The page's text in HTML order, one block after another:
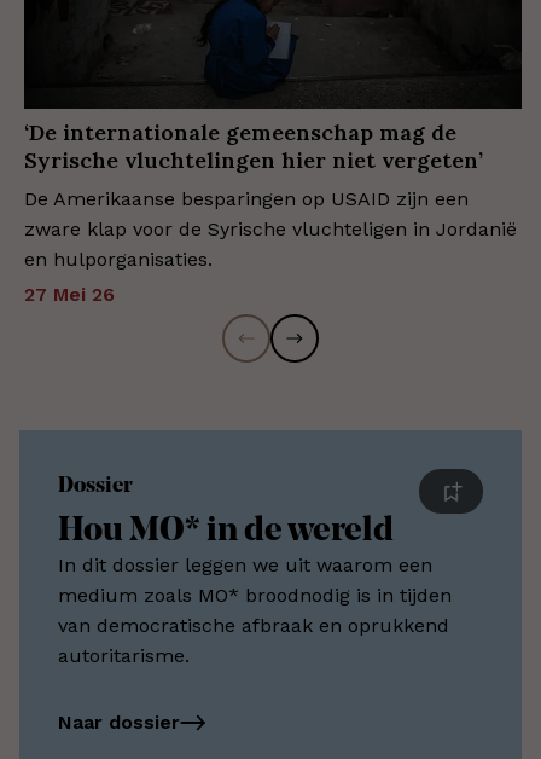
‘De internationale gemeenschap mag de
Syrische vluchtelingen hier niet vergeten’
De Amerikaanse besparingen op USAID zijn een
zware klap voor de Syrische vluchteligen in Jordanië
en hulporganisaties.
27 Mei 26
Dossier
Hou MO* in de wereld
In dit dossier leggen we uit waarom een
medium zoals MO* broodnodig is in tijden
van democratische afbraak en oprukkend
autoritarisme.
Naar dossier